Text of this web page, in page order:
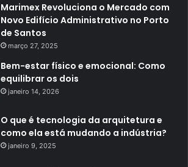
Marimex Revoluciona o Mercado com
Novo Edifício Administrativo no Porto
de Santos
março 27, 2025
Bem-estar físico e emocional: Como
equilibrar os dois
janeiro 14, 2026
O que é tecnologia da arquitetura e
como ela está mudando a indústria?
janeiro 9, 2025